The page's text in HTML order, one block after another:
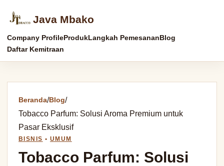
Java Mbako
Company ProfileProdukLangkah PemesananBlog
Daftar Kemitraan
Beranda/Blog/
Tobacco Parfum: Solusi Aroma Premium untuk
Pasar Eksklusif
BISNIS • UMUM
Tobacco Parfum: Solusi